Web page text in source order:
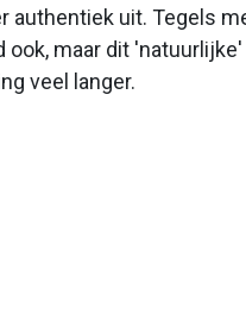
authentiek uit. Tegels
ook, maar dit
veel langer.